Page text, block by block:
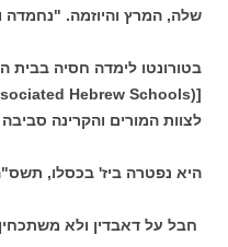
שלה, המרץ והיוזמה. "נחמדה
בטורונטו לימדה חסיה בבית
לצוות המורים והקרינה
היא נפטרה ביז' בכסלו,
חבל על דאבדין ולא